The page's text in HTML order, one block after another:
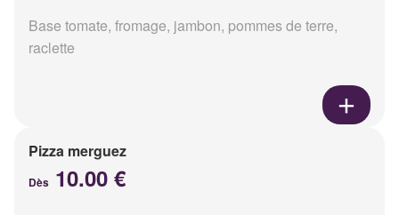
Base tomate, fromage, jambon, pommes de terre,
raclette
Pizza merguez
Dès 10.00 €